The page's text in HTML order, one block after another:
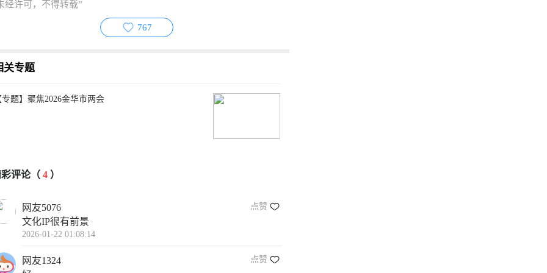
经许可，不得转载”
767
关专题
专题】聚焦2026金华市两会
评论（ 4 ）
网友5076 点赞
文化IP很有前景
2026-01-22 01:08:14
网友1324 点赞